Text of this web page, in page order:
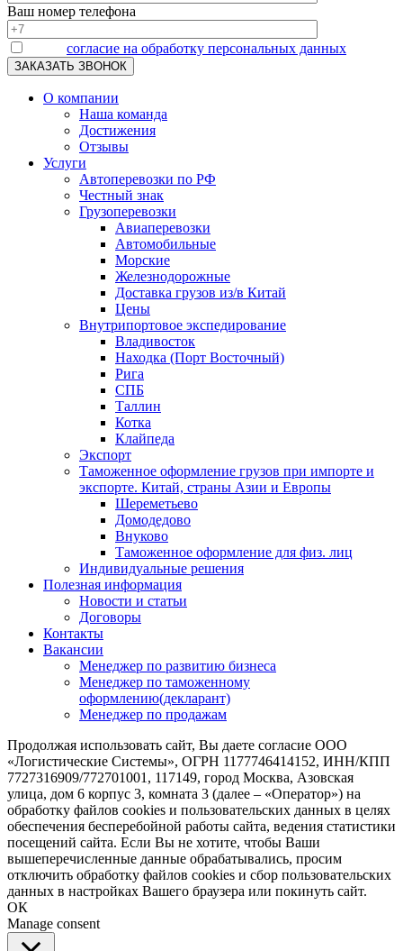
Ваш номер телефона
согласие на обработку персональных данных
О компании
Наша команда
Достижения
Отзывы
Услуги
Автоперевозки по РФ
Честный знак
Грузоперевозки
Авиаперевозки
Автомобильные
Морские
Железнодорожные
Доставка грузов из/в Китай
Цены
Внутрипортовое экспедирование
Владивосток
Находка (Порт Восточный)
Рига
СПБ
Таллин
Котка
Клайпеда
Экспорт
Таможенное оформление грузов при импорте и
экспорте. Китай, страны Азии и Европы
Шереметьево
Домодедово
Внуково
Таможенное оформление для физ. лиц
Индивидуальные решения
Полезная информация
Новости и статьи
Договоры
Контакты
Вакансии
Менеджер по развитию бизнеса
Менеджер по таможенному
оформлению(декларант)
Менеджер по продажам
Продолжая использовать сайт, Вы даете согласие ООО
«Логистические Системы», ОГРН 1177746414152, ИНН/КПП
7727316909/772701001, 117149, город Москва, Азовская
улица, дом 6 корпус 3, комната 3 (далее – «Оператор») на
обработку файлов cookies и пользовательских данных в целях
обеспечения бесперебойной работы сайта, ведения статистики
посещений сайта. Если Вы не хотите, чтобы Ваши
вышеперечисленные данные обрабатывались, просим
отключить обработку файлов cookies и сбор пользовательских
данных в настройках Вашего браузера или покинуть сайт.
ОК
Manage consent